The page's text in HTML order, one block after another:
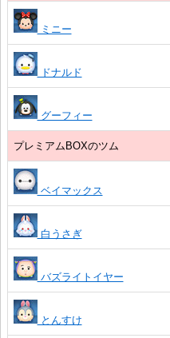
ミニー
ドナルド
グーフィー
プレミアムBOXのツム
ベイマックス
白うさぎ
バズライトイヤー
とんすけ